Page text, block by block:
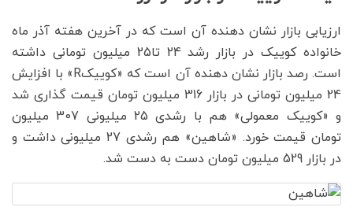
ارزیابی بازار نشان دهنده آن است که در آخرین هفته آذر ماه
خانواده کوییک در بازار رشد 24 تا25 میلیون تومانی داشته
است. رصد بازار نشان دهنده آن است که «کوییکR» با افزایش
24 میلیون تومانی در بازار 316 میلیون تومان قیمت گذاری شد
و «کوییک معمولی» هم با رشدی 25 میلیونی 307 میلیون
تومان قیمت خورد. «شاهین» هم رشدی 27 میلیونی داشت و
در بازار 529 میلیون تومان دست به دست شد.